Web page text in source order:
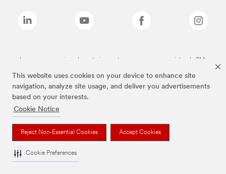
This website uses cookies on your device to enhance site
navigation, analyze site usage, and deliver you advertisements
based on your interests.
Cookie Notice
Reject Non-Essential Cookies Accept Cookies
Cookie Preferences
Las marcas mencionadas anteriormente son marcas comerciales de 3M.